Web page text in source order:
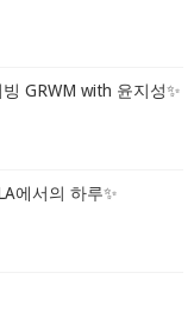
GRWM with 윤지성✨
에서의 하루✨